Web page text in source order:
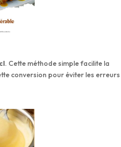
. Cette méthode simple facilite la
conversion pour éviter les erreurs